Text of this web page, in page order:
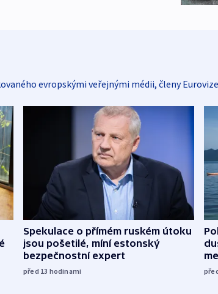
evropskými veřejnými médii, členy
Spekulace o přímém ruském útoku
jsou pošetilé, míní estonský
bezpečnostní expert
před 13 hodinami